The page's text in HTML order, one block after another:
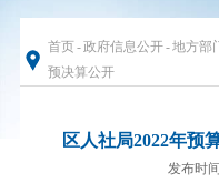
首页-政府信息公开-地方部
预决算公开
区人社局2022年预
发布时